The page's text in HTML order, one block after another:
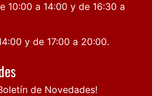
10:00 a 14:00 y de 16:30 a
y de 17:00 a 20:00.
de Novedades!